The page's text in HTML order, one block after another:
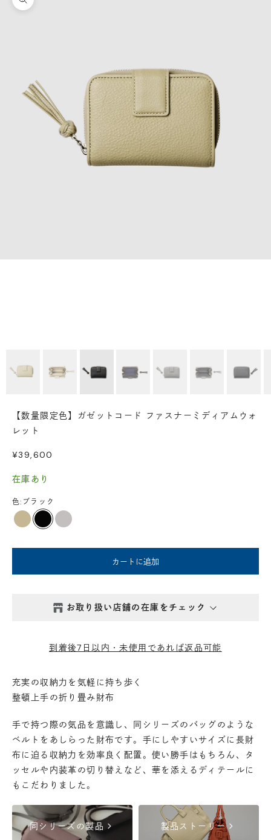
ズームイン
【数量限定色】ガゼットコード ファスナーミディアムウォ
レット
セール価格
¥39,600
在庫あり
色: ブラック
シャンピニオン
ブラックグレー
カートに追加
お取り扱い店舗の在庫をチェック
丸の内店 - 在庫 -△
渋谷店 - 在庫 -△
六本木店- 在庫 -△
日本橋店- 在庫 -△
到着後7日以内・未使用であれば返品可能
充実の収納力を気軽に持ち歩く
整頓上手の折り畳み財布
手で持つ際の気品を意識し、同シリーズのバッグのような
ベルトをあしらった財布です。手にしやすいサイズに長財
布に迫る収納力を効率良く配置。使い勝手はもちろん、タ
ッセルや内装革の切り替えなど、華を添えるディテールに
もこだわりました。
同シリーズの製品 chevron_right 製品ストーリーchevron_right